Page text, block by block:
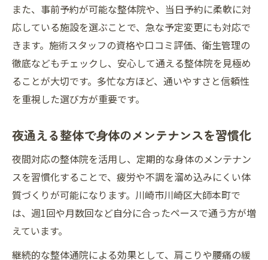
また、事前予約が可能な整体院や、当日予約に柔軟に対
応している施設を選ぶことで、急な予定変更にも対応で
きます。施術スタッフの資格や口コミ評価、衛生管理の
徹底などもチェックし、安心して通える整体院を見極め
ることが大切です。多忙な方ほど、通いやすさと信頼性
を重視した選び方が重要です。
夜通える整体で身体のメンテナンスを習慣化
夜間対応の整体院を活用し、定期的な身体のメンテナン
スを習慣化することで、疲労や不調を溜め込みにくい体
質づくりが可能になります。川崎市川崎区大師本町で
は、週1回や月数回など自分に合ったペースで通う方が増
えています。
継続的な整体通院による効果として、肩こりや腰痛の緩